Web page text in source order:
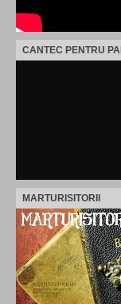
CANTEC PENTRU
MARTURISITORII